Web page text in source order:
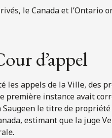
le Canada et l’Ontario
d’appel
les appels de la Ville, des
première instance avait
le titre de
estimant que la juge